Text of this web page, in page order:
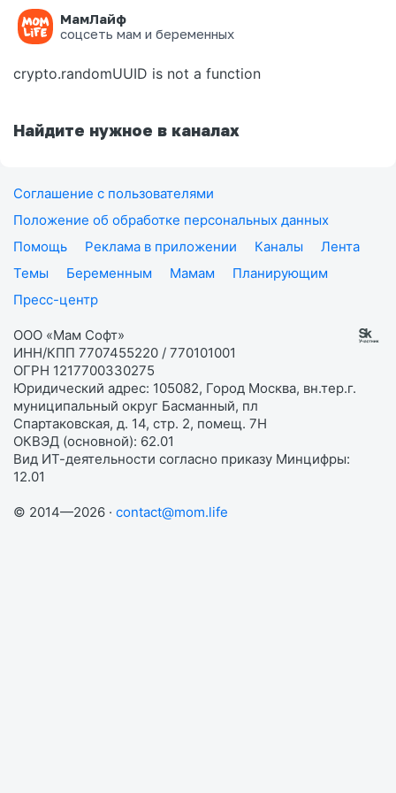
МамЛайф
соцсеть мам и беременных
Ошибка на странице
crypto.randomUUID is not a function
Найдите нужное в каналах
Соглашение с пользователями
Положение об обработке персональных данных
Помощь
Реклама в приложении Каналы
Лента
Темы
Беременным Мамам
Планирующим
Пресс-центр
ООО «Мам Софт»
ИНН/КПП 7707455220 / 770101001
ОГРН 1217700330275
Юридический адрес: 105082, Город Москва, вн.тер.г.
муниципальный округ Басманный, пл
Спартаковская, д. 14, стр. 2, помещ. 7Н
ОКВЭД (основной): 62.01
Вид ИТ-деятельности согласно приказу Минцифры:
12.01
© 2014—2026 · contact@mom.life